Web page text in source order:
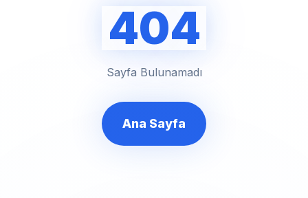
404
Sayfa Bulunamadı
Ana Sayfa